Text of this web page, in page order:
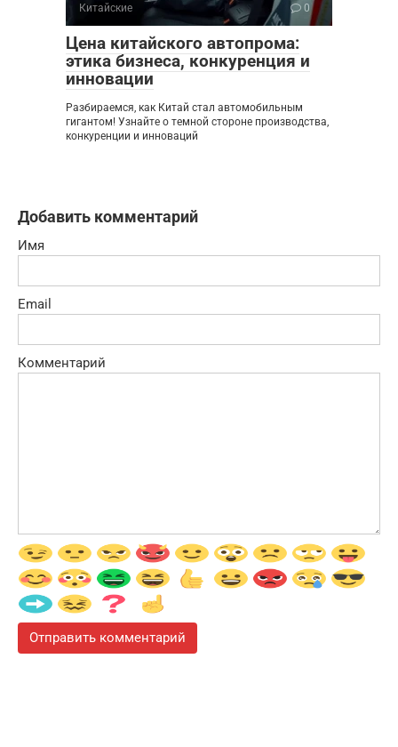
Китайские 0
Цена китайского автопрома:
этика бизнеса, конкуренция и
инновации
Разбираемся, как Китай стал автомобильным
гигантом! Узнайте о темной стороне производства,
конкуренции и инноваций
Добавить комментарий
Имя
Email
Комментарий